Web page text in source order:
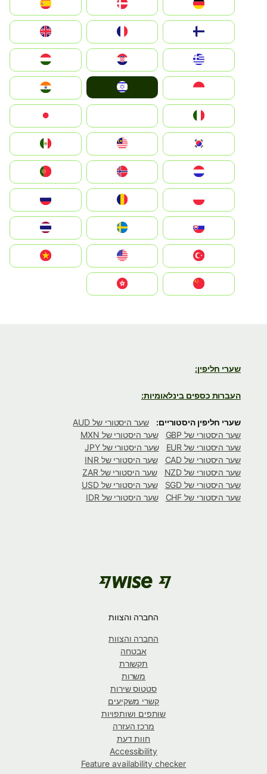
Deutschland
Denmark
United Kingdom
Hrvatska
Magyarország
Indonesia
South Korea
Nederland
Portugal
România
Slovensko
United States
Vietnam
שערי חליפין:
העברות כספים בינלאומיות:
שערי חליפין היסטוריים:
שער היסטורי של AUD
שער היסטורי של GBP
שער היסטורי של MXN
שער היסטורי של EUR
שער היסטורי של JPY
שער היסטורי של CAD
שער היסטורי של INR
שער היסטורי של NZD
שער היסטורי של ZAR
שער היסטורי של SGD
שער היסטורי של USD
שער היסטורי של CHF
שער היסטורי של IDR
החברה והצוות
החברה והצוות
אבטחה
תקשורת
משרות
סטטוס שירות
קשרי משקיעים
שותפים ושותפויות
מרכז העזרה
חוות דעת
Accessibility
Feature availability checker